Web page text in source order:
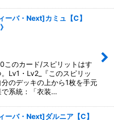
バ・Next]カミュ【C】
のカード/スピリットはす
Lv1・Lv2_『このスピリッ
分のデッキの上から1枚を手元
で系統：「衣装…
バ・Next]ダルニア【C】